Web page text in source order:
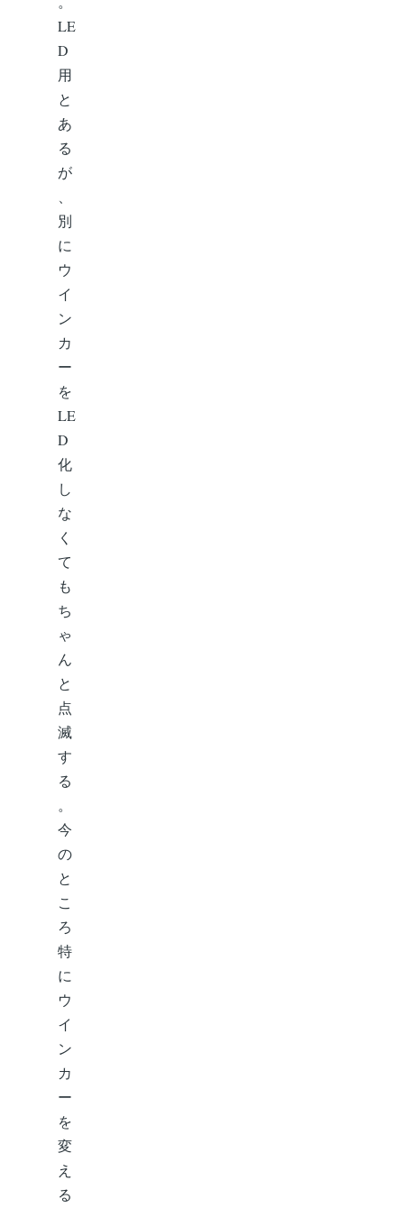
LE
D
用
と
あ
る
が
別
に
ウ
イ
ン
カ
ー
を
LE
D
化
し
な
く
て
も
ち
ゃ
ん
と
点
滅
す
る
。
今
の
と
こ
ろ
特
に
ウ
イ
ン
カ
ー
を
変
え
る